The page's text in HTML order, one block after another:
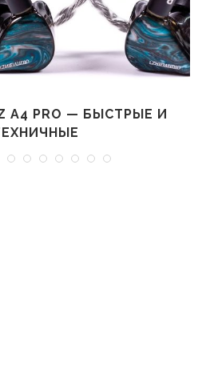
A4 PRO — БЫСТРЫЕ И